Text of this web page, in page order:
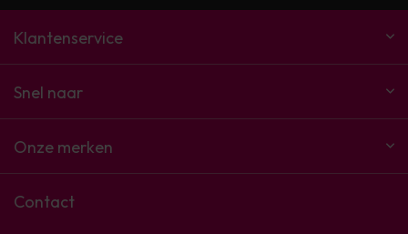
Klantenservice
Snel naar
Onze merken
Contact